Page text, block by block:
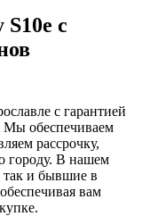
с
с гарантией
Мы обеспечиваем
рассрочку,
городу. В нашем
так и бывшие в
вам